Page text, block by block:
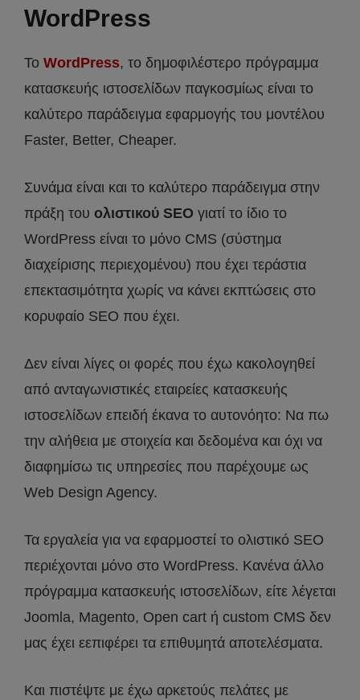
WordPress
To WordPress, το δημοφιλέστερο πρόγραμμα
κατασκευής ιστοσελίδων παγκοσμίως είναι το
καλύτερο παράδειγμα εφαρμογής του μοντέλου
Faster, Better, Cheaper.
Συνάμα είναι και το καλύτερο παράδειγμα στην
πράξη του ολιστικού SEO γιατί το ίδιο το
WordPress είναι το μόνο CMS (σύστημα
διαχείρισης περιεχομένου) που έχει τεράστια
επεκτασιμότητα χωρίς να κάνει εκπτώσεις στο
κορυφαίο SEO που έχει.
Δεν είναι λίγες οι φορές που έχω κακολογηθεί
από ανταγωνιστικές εταιρείες κατασκευής
ιστοσελίδων επειδή έκανα το αυτονόητο: Να πω
την αλήθεια με στοιχεία και δεδομένα και όχι να
διαφημίσω τις υπηρεσίες που παρέχουμε ως
Web Design Agency.
Τα εργαλεία για να εφαρμοστεί το ολιστικό SEO
περιέχονται μόνο στο WordPress. Κανένα άλλο
πρόγραμμα κατασκευής ιστοσελίδων, είτε λέγεται
Joomla, Magento, Open cart ή custom CMS δεν
μας έχει εεπιφέρει τα επιθυμητά αποτελέσματα.
Και πιστέψτε με έχω αρκετούς πελάτες με